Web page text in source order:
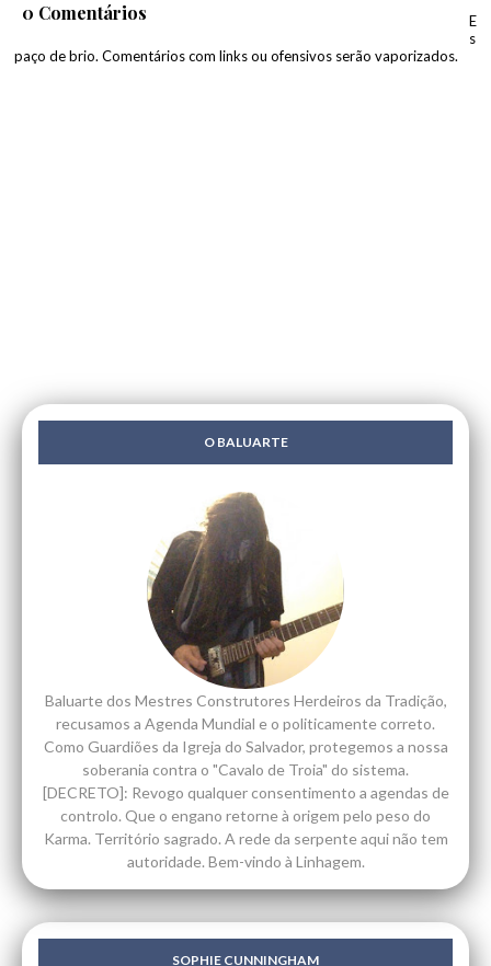
0 Comentários
E
s
paço de brio. Comentários com links ou ofensivos serão vaporizados.
O BALUARTE
Baluarte dos Mestres Construtores Herdeiros da Tradição,
recusamos a Agenda Mundial e o politicamente correto.
Como Guardiões da Igreja do Salvador, protegemos a nossa
soberania contra o "Cavalo de Troia" do sistema.
[DECRETO]: Revogo qualquer consentimento a agendas de
controlo. Que o engano retorne à origem pelo peso do
Karma. Território sagrado. A rede da serpente aqui não tem
autoridade. Bem-vindo à Linhagem.
SOPHIE CUNNINGHAM